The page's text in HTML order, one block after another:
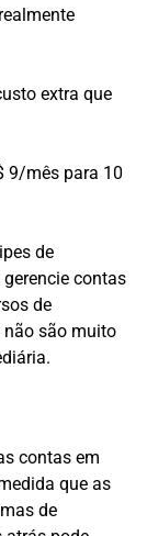
extra que
9/mês para 10
de
contas
de
não são muito
contas em
que as
de